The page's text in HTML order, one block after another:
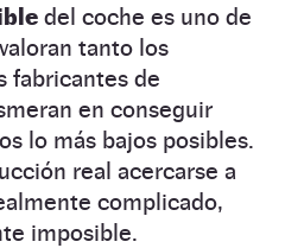
del coche es uno de
tanto los
fabricantes de
en conseguir
lo más bajos posibles.
real acercarse a
complicado,
imposible.